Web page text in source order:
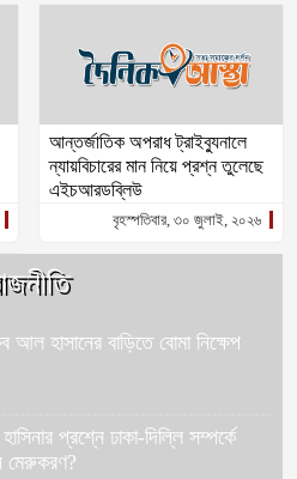
আন্তর্জাতিক অপরাধ ট্রাইব্যুনালে
ন্যায়বিচারের মান নিয়ে প্রশ্ন তুলেছে
এইচআরডব্লিউ
বৃহস্পতিবার, ৩০ জুলাই, ২০২৬
আল হাসানের বাড়িতে বোমা নিক্ষেপ
প্রশ্নে ঢাকা-দিল্লি সম্পর্কে
মেরুকরণ?